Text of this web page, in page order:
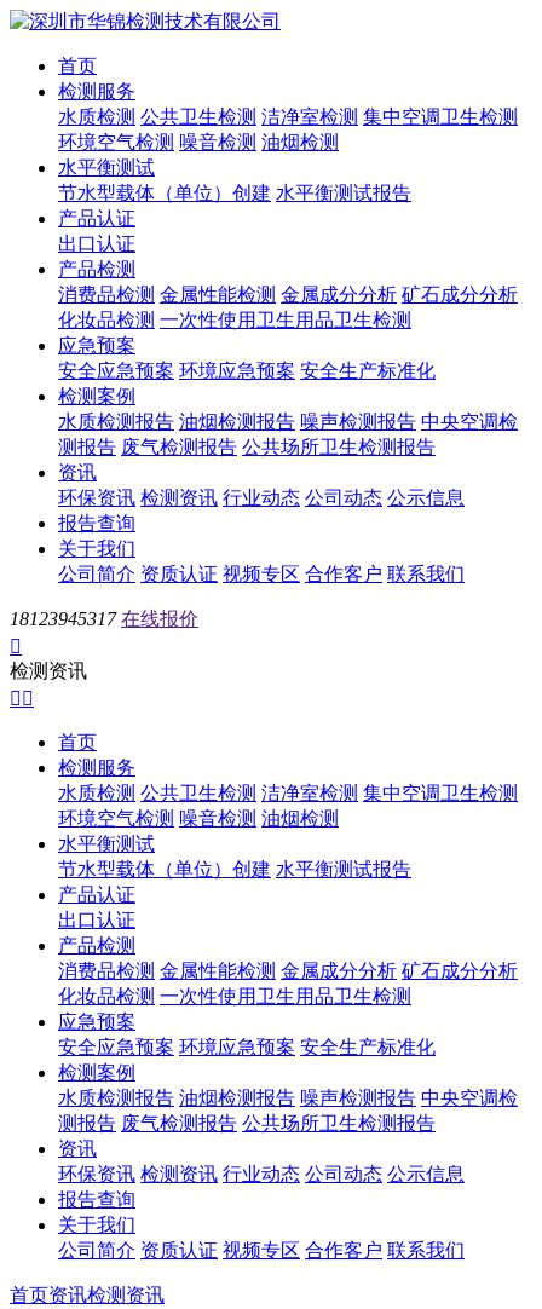
首页
检测服务
水质检测 公共卫生检测 洁净室检测 集中空调卫生检测
环境空气检测 噪音检测 油烟检测
水平衡测试
节水型载体（单位）创建 水平衡测试报告
产品认证
出口认证
产品检测
消费品检测 金属性能检测 金属成分分析 矿石成分分析
化妆品检测 一次性使用卫生用品卫生检测
应急预案
安全应急预案 环境应急预案 安全生产标准化
检测案例
水质检测报告 油烟检测报告 噪声检测报告 中央空调检
测报告 废气检测报告 公共场所卫生检测报告
资讯
环保资讯 检测资讯 行业动态 公司动态 公示信息
报告查询
关于我们
公司简介 资质认证 视频专区 合作客户 联系我们
18123945317 在线报价

检测资讯
 
首页
检测服务
水质检测 公共卫生检测 洁净室检测 集中空调卫生检测
环境空气检测 噪音检测 油烟检测
水平衡测试
节水型载体（单位）创建 水平衡测试报告
产品认证
出口认证
产品检测
消费品检测 金属性能检测 金属成分分析 矿石成分分析
化妆品检测 一次性使用卫生用品卫生检测
应急预案
安全应急预案 环境应急预案 安全生产标准化
检测案例
水质检测报告 油烟检测报告 噪声检测报告 中央空调检
测报告 废气检测报告 公共场所卫生检测报告
资讯
环保资讯 检测资讯 行业动态 公司动态 公示信息
报告查询
关于我们
公司简介 资质认证 视频专区 合作客户 联系我们
首页资讯检测资讯